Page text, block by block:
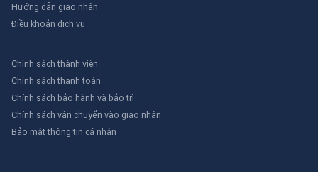
Hướng dẫn giao nhận
Điều khoản dịch vụ
Chính sách thành viên
Chính sách thanh toán
Chính sách bảo hành và bảo trì
Chính sách vận chuyển vào giao nhận
Bảo mật thông tin cá nhân